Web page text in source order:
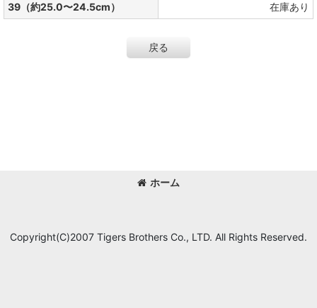
39（約25.0〜24.5cm）
在庫あり
戻る
ホーム
Copyright(C)2007 Tigers Brothers Co., LTD. All Rights Reserved.